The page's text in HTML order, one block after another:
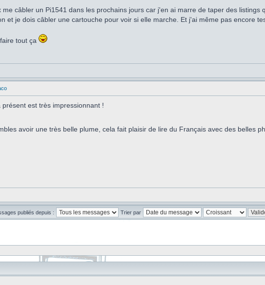
câbler un Pi1541 dans les prochains jours car j'en ai marre de taper des listings
et je dois câbler une cartouche pour voir si elle marche. Et j'ai même pas encore
tout ça
est très impressionnant !
avoir une très belle plume, cela fait plaisir de lire du Français avec des belles
publiés depuis : Trier par